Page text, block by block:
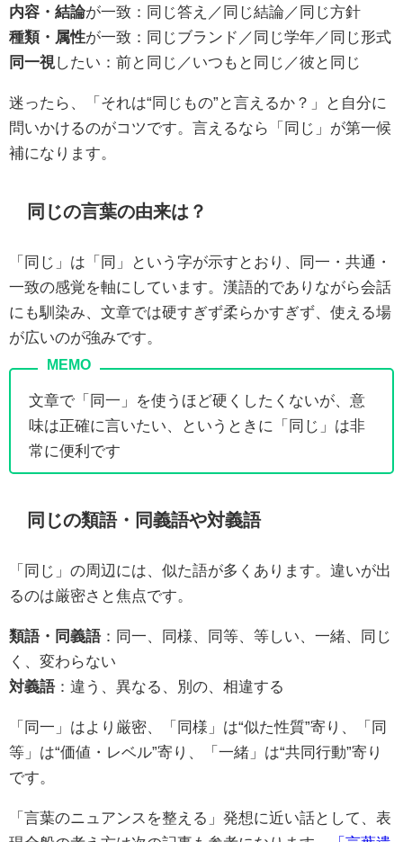
内容・結論が一致：同じ答え／同じ結論／同じ方針
種類・属性が一致：同じブランド／同じ学年／同じ形式
同一視 したい：前と同じ／いつもと同じ／彼と同じ
迷ったら、「それは“同じもの”と言えるか？」と自分に
問いかけるのがコツです。言えるなら「同じ」が第一候
補になります。
同じの言葉の由来は？
「同じ」は「同」という字が示すとおり、同一・共通・
一致の感覚を軸にしています。漢語的でありながら会話
にも馴染み、文章では硬すぎず柔らかすぎず、使える場
が広いのが強みです。
文章で「同一」を使うほど硬くしたくないが、意
味は正確に言いたい、というときに「同じ」は非
常に便利です
同じの類語・同義語や対義語
「同じ」の周辺には、似た語が多くあります。違いが出
るのは厳密さと焦点です。
類語・同義語：同一、同様、同等、等しい、一緒、同じ
く、変わらない
対義語：違う、異なる、別の、相違する
「同一」はより厳密、「同様」は“似た性質”寄り、「同
等」は“価値・レベル”寄り、「一緒」は“共同行動”寄り
です。
「言葉のニュアンスを整える」発想に近い話として、表